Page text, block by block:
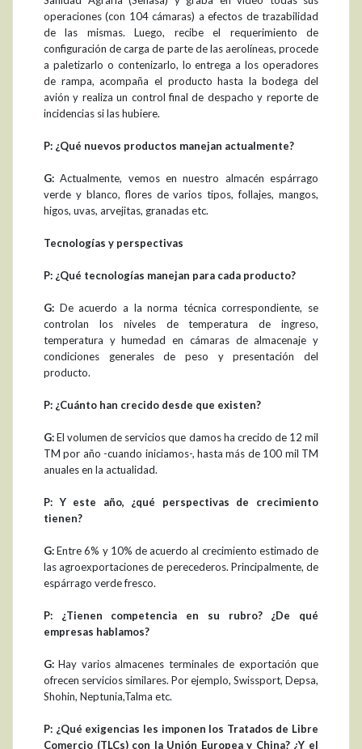
operaciones (con 104 cámaras) a efectos de trazabilidad
de las mismas. Luego, recibe el requerimiento de
configuración de carga de parte de las aerolíneas, procede
a paletizarlo o contenizarlo, lo entrega a los operadores
de rampa, acompaña el producto hasta la bodega del
avión y realiza un control final de despacho y reporte de
incidencias si las hubiere.
P: ¿Qué nuevos productos manejan actualmente?
G: Actualmente, vemos en nuestro almacén espárrago
verde y blanco, flores de varios tipos, follajes, mangos,
higos, uvas, arvejitas, granadas etc.
Tecnologías y perspectivas
P: ¿Qué tecnologías manejan para cada producto?
G: De acuerdo a la norma técnica correspondiente, se
controlan los niveles de temperatura de ingreso,
temperatura y humedad en cámaras de almacenaje y
condiciones generales de peso y presentación del
producto.
P: ¿Cuánto han crecido desde que existen?
G:El volumen de servicios que damos ha crecido de 12 mil
TM por año -cuando iniciamos-, hasta más de 100 mil TM
anuales en la actualidad.
P: Y este año, ¿qué perspectivas de crecimiento
tienen?
G:Entre 6% y 10% de acuerdo al crecimiento estimado de
las agroexportaciones de perecederos. Principalmente, de
espárrago verde fresco.
P: ¿Tienen competencia en su rubro? ¿De qué
empresas hablamos?
G:Hay varios almacenes terminales de exportación que
ofrecen servicios similares. Por ejemplo, Swissport, Depsa,
Shohin, Neptunia,Talma etc.
P: ¿Qué exigencias les imponen los Tratados de Libre
Comercio (TLCs) con la Unión Europea y China? ¿Y el